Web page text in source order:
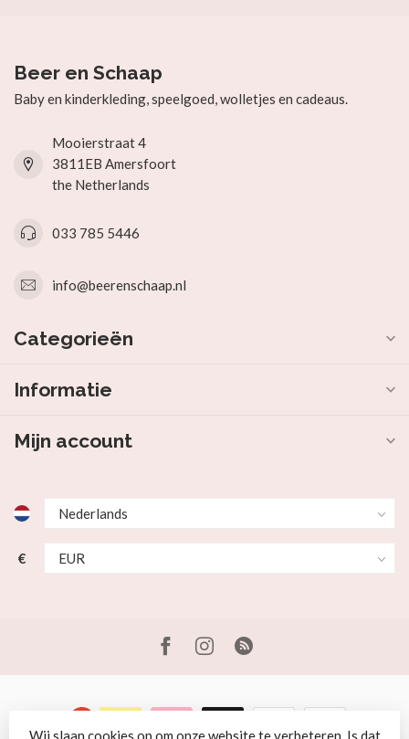
Beer en Schaap
Baby en kinderkleding, speelgoed, wolletjes en cadeaus.
Mooierstraat 4
3811EB Amersfoort
the Netherlands
033 785 5446
info@beerenschaap.nl
Categorieën
Informatie
Mijn account
€
Wij slaan cookies op om onze website te verbeteren. Is dat